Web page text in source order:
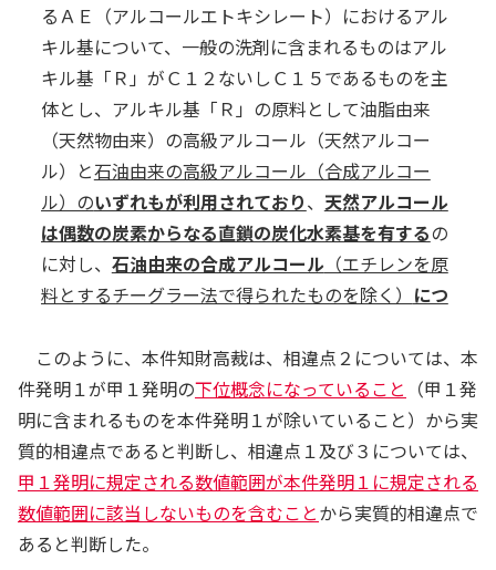
るＡＥ（アルコールエトキシレート）におけるアル
キル基について、一般の洗剤に含まれるものはアル
キル基「Ｒ」がＣ１２ないしＣ１５であるものを主
体とし、アルキル基「Ｒ」の原料として油脂由来
（天然物由来）の高級アルコール（天然アルコー
ル）と石油由来の高級アルコール（合成アルコー
ル）のいずれもが利用されており、 天然アルコール
は偶数の炭素からなる直鎖の炭化水素基を有するの
に対し、 石油由来の合成アルコール （エチレンを原
料とするチーグラー法で得られたものを除く） につ
枝鎖の炭化水素基を有することが、本件出願日当時
の技術常識であったものと認められる。
本件発明１のノニオン界面活性剤である（Ｇ）成
分のうち、一般式（ＩＩ）「…」で表される化合物
におけるＲ４は、「炭素数１２及び炭素数１４の天
然アルコール由来の炭化水素」であるとされている
が、…炭素数が奇数であるか、又は分枝鎖を有する
このように、本件知財高裁は、相違点２については、本
件発明１が甲１発明の下位概念になっていること （甲１発
明に含まれるものを本件発明１が除いていること）から実
質的相違点であると判断し、相違点１及び３については、
甲１発明に規定される数値範囲が本件発明１に規定される
数値範囲に該当しないものを含むことから実質的相違点で
あると判断した。